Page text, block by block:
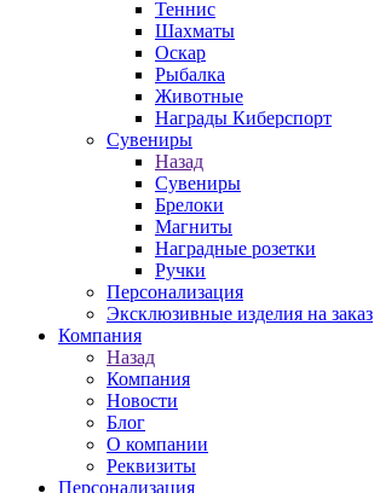
Теннис
Шахматы
Оскар
Рыбалка
Животные
Награды Киберспорт
Сувениры
Назад
Сувениры
Брелоки
Магниты
Наградные розетки
Ручки
Персонализация
Эксклюзивные изделия на заказ
Компания
Назад
Компания
Новости
Блог
О компании
Реквизиты
Персонализация